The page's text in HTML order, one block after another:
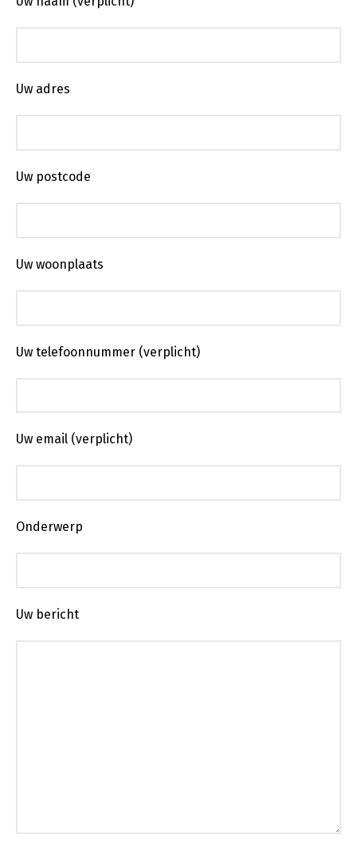
Uw adres
Uw postcode
Uw woonplaats
Uw telefoonnummer (verplicht)
Uw email (verplicht)
Onderwerp
Uw bericht